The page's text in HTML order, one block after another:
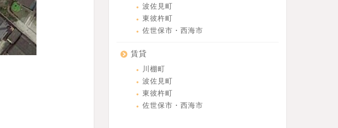
波佐見町
東彼杵町
佐世保市・西海市
賃貸
川棚町
波佐見町
東彼杵町
佐世保市・西海市